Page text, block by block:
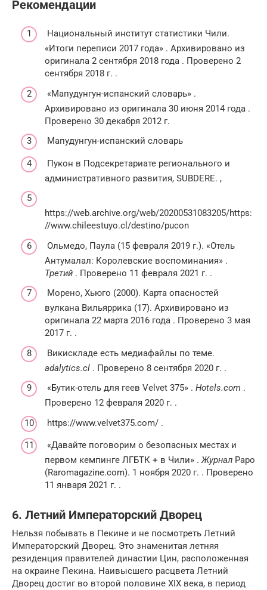
Рекомендации
Национальный институт статистики Чили.
«Итоги переписи 2017 года» . Архивировано из
оригинала 2 сентября 2018 года . Проверено 2
сентября 2018 г. .
«Мапудунгун-испанский словарь» .
Архивировано из оригинала 30 июня 2014 года .
Проверено 30 декабря 2012 г.
Мапудунгун-испанский словарь
Пукон в Подсекретариате регионального и
административного развития, SUBDERE. ,
https://web.archive.org/web/20200531083205/https:
//www.chileestuyo.cl/destino/pucon
Ольмедо, Паула (15 февраля 2019 г.). «Отель
Антумалал: Королевские воспоминания» .
Третий . Проверено 11 февраля 2021 г. .
Морено, Хьюго (2000). Карта опасностей
вулкана Вильяррика (17). Архивировано из
оригинала 22 марта 2016 года . Проверено 3 мая
2017 г. .
Викискладе есть медиафайлы по теме.
adalytics.cl . Проверено 8 сентября 2020 г. .
«Бутик-отель для геев Velvet 375» . Hotels.com .
Проверено 12 февраля 2020 г. .
https://www.velvet375.com/ .
«Давайте поговорим о безопасных местах и ​​
первом кемпинге ЛГБТК + в Чили» .Журнал Раро
(Raromagazine.com). 1 ноября 2020 г. . Проверено
11 января 2021 г. .
6. Летний Императорский Дворец
Нельзя побывать в Пекине и не посмотреть Летний
Императорский Дворец. Это знаменитая летняя
резиденция правителей династии Цин, расположенная
на окраине Пекина. Наивысшего расцвета Летний
Дворец достиг во второй половине XIX века, в период